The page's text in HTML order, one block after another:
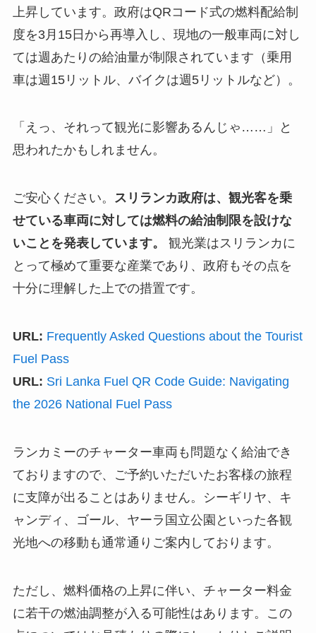
上昇しています。政府はQRコード式の燃料配給制
度を3月15日から再導入し、現地の一般車両に対し
ては週あたりの給油量が制限されています（乗用
車は週15リットル、バイクは週5リットルなど）。
「えっ、それって観光に影響あるんじゃ……」と
思われたかもしれません。
ご安心ください。 スリランカ政府は、観光客を乗
せている車両に対しては燃料の給油制限を設けな
いことを発表しています。
観光業はスリランカに
とって極めて重要な産業であり、政府もその点を
十分に理解した上での措置です。
URL: Frequently Asked Questions about the Tourist
Fuel Pass
URL: Sri Lanka Fuel QR Code Guide: Navigating
the 2026 National Fuel Pass
ランカミーのチャーター車両も問題なく給油でき
ておりますので、ご予約いただいたお客様の旅程
に支障が出ることはありません。シーギリヤ、キ
ャンディ、ゴール、ヤーラ国立公園といった各観
光地への移動も通常通りご案内しております。
ただし、燃料価格の上昇に伴い、チャーター料金
に若干の燃油調整が入る可能性はあります。この